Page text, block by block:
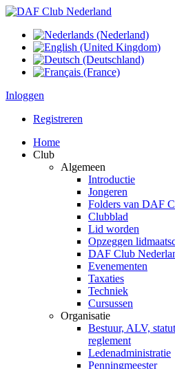
Inloggen
Registreren
Home
Club
Algemeen
Introductie
Jongeren
Folders van DAF
Clubblad
Lid worden
Opzeggen
DAF Club
Evenementen
Taxaties
Techniek
Cursussen
Organisatie
Bestuur, ALV,
reglement
Ledenadministratie
Penningmeester